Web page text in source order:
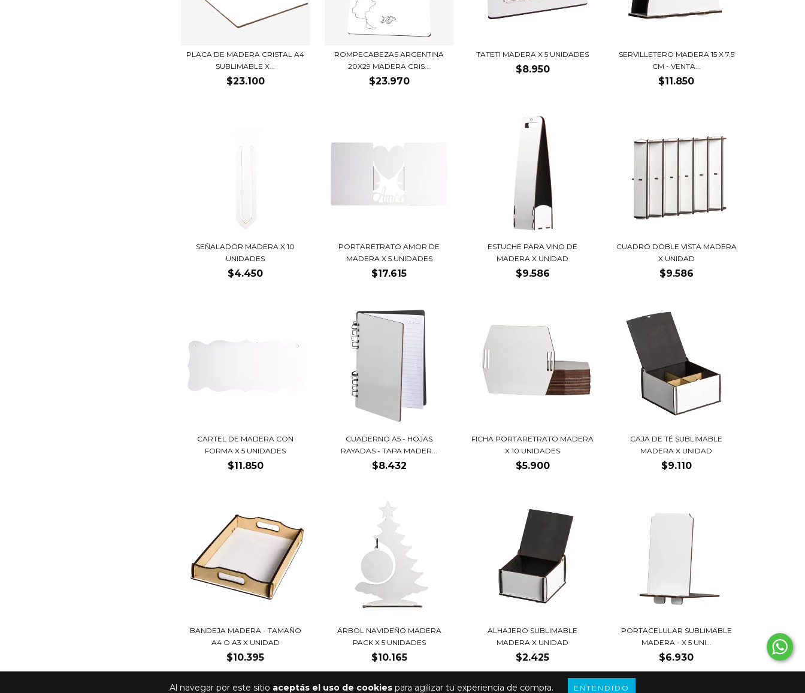
Al navegar por este sitio aceptás el uso de cookies para agilizar tu experiencia de compra. ENTENDIDO
PLACA DE MADERA CRISTAL A4
SUBLIMABLE X...
$23.100
ROMPECABEZAS ARGENTINA
20X29 MADERA CRIS...
$23.970
TATETI MADERA X 5 UNIDADES
$8.950
SERVILLETERO MADERA 15 X 7.5
CM - VENTA...
$11.850
SEÑALADOR MADERA X 10
UNIDADES
$4.450
PORTARETRATO AMOR DE
MADERA X 5 UNIDADES
$17.615
ESTUCHE PARA VINO DE
MADERA X UNIDAD
$9.586
CUADRO DOBLE VISTA MADERA
X UNIDAD
$9.586
CARTEL DE MADERA CON
FORMA X 5 UNIDADES
$11.850
CUADERNO A5 - HOJAS
RAYADAS - TAPA MADER...
$8.432
FICHA PORTARETRATO MADERA
X 10 UNIDADES
$5.900
CAJA DE TÉ SUBLIMABLE
MADERA X UNIDAD
$9.110
BANDEJA MADERA - TAMAÑO
A4 O A3 X UNIDAD
$10.395
ÁRBOL NAVIDEÑO MADERA
PACK X 5 UNIDADES
$10.165
ALHAJERO SUBLIMABLE
MADERA X UNIDAD
$2.425
PORTACELULAR SUBLIMABLE
MADERA - X 5 UNI...
$6.930